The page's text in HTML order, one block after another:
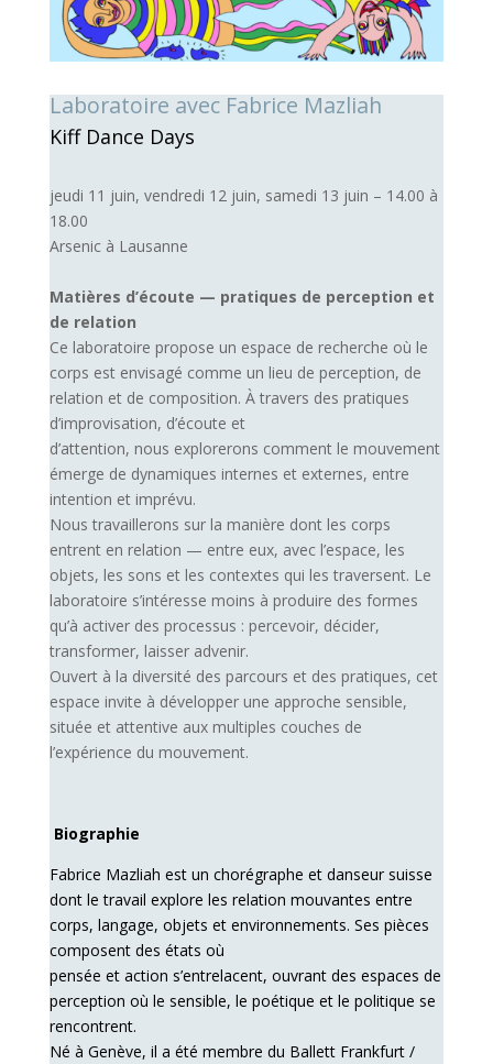
Laboratoire avec Fabrice Mazliah
Kiff Dance Days
jeudi 11 juin, vendredi 12 juin, samedi 13 juin – 14.00 à
18.00
Arsenic à Lausanne
Matières d’écoute — pratiques de perception et
de relation
Ce laboratoire propose un espace de recherche où le
corps est envisagé comme un lieu de perception, de
relation et de composition. À travers des pratiques
d’improvisation, d’écoute et
d’attention, nous explorerons comment le mouvement
émerge de dynamiques internes et externes, entre
intention et imprévu.
Nous travaillerons sur la manière dont les corps
entrent en relation — entre eux, avec l’espace, les
objets, les sons et les contextes qui les traversent. Le
laboratoire s’intéresse moins à produire des formes
qu’à activer des processus : percevoir, décider,
transformer, laisser advenir.
Ouvert à la diversité des parcours et des pratiques, cet
espace invite à développer une approche sensible,
située et attentive aux multiples couches de
l’expérience du mouvement.
Biographie
Fabrice Mazliah est un chorégraphe et danseur suisse
dont le travail explore les relation mouvantes entre
corps, langage, objets et environnements. Ses pièces
composent des états où
pensée et action s’entrelacent, ouvrant des espaces de
perception où le sensible, le poétique et le politique se
rencontrent.
Né à Genève, il a été membre du Ballett Frankfurt /